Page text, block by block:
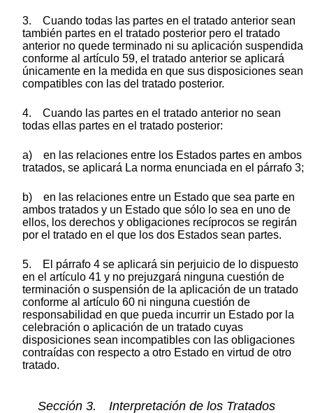
3. Cuando todas las partes en el tratado anterior sean
también partes en el tratado posterior pero el tratado
anterior no quede terminado ni su aplicación suspendida
conforme al artículo 59, el tratado anterior se aplicará
únicamente en la medida en que sus disposiciones sean
compatibles con las del tratado posterior.
4. Cuando las partes en el tratado anterior no sean
todas ellas partes en el tratado posterior:
a) en las relaciones entre los Estados partes en ambos
tratados, se aplicará La norma enunciada en el párrafo 3;
b) en las relaciones entre un Estado que sea parte en
ambos tratados y un Estado que sólo lo sea en uno de
ellos, los derechos y obligaciones recíprocos se regirán
por el tratado en el que los dos Estados sean partes.
5. El párrafo 4 se aplicará sin perjuicio de lo dispuesto
en el artículo 41 y no prejuzgará ninguna cuestión de
terminación o suspensión de la aplicación de un tratado
conforme al artículo 60 ni ninguna cuestión de
responsabilidad en que pueda incurrir un Estado por la
celebración o aplicación de un tratado cuyas
disposiciones sean incompatibles con las obligaciones
contraídas con respecto a otro Estado en virtud de otro
tratado.
Sección 3. Interpretación de los Tratados